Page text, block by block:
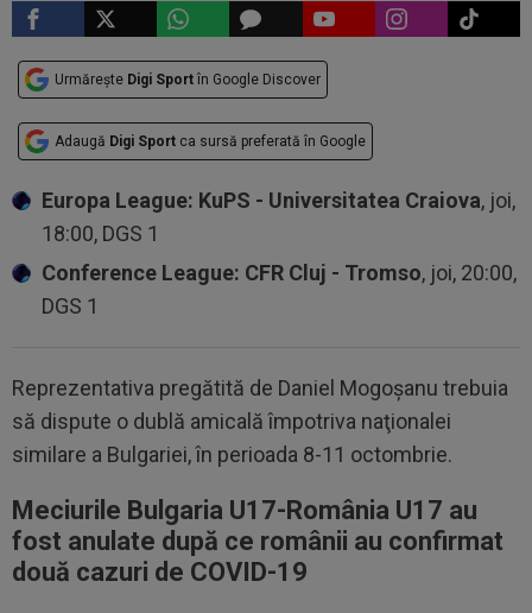
Urmărește Digi Sport în Google Discover
Adaugă Digi Sport ca sursă preferată în Google
Europa League: KuPS - Universitatea Craiova, joi,
18:00, DGS 1
Conference League: CFR Cluj - Tromso, joi, 20:00,
DGS 1
Reprezentativa pregătită de Daniel Mogoşanu trebuia
să dispute o dublă amicală împotriva naţionalei
similare a Bulgariei, în perioada 8-11 octombrie.
Meciurile Bulgaria U17-România U17 au
fost anulate după ce românii au confirmat
două cazuri de COVID-19